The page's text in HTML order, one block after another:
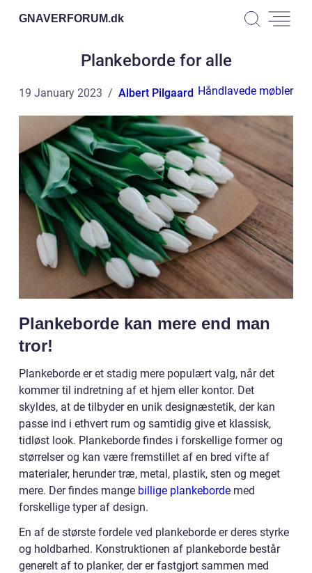
GNAVERFORUM.dk
Plankeborde for alle
19 January 2023 Albert Pilgaard Håndlavede møbler
Plankeborde kan mere end man
tror!
Plankeborde er et stadig mere populært valg, når det
kommer til indretning af et hjem eller kontor. Det
skyldes, at de tilbyder en unik designæstetik, der kan
passe ind i ethvert rum og samtidig give et klassisk,
tidløst look. Plankeborde findes i forskellige former og
størrelser og kan være fremstillet af en bred vifte af
materialer, herunder træ, metal, plastik, sten og meget
mere. Der findes mange billige plankeborde med
forskellige typer af design.
En af de største fordele ved plankeborde er deres styrke
og holdbarhed. Konstruktionen af plankeborde består
generelt af to planker, der er fastgjort sammen med